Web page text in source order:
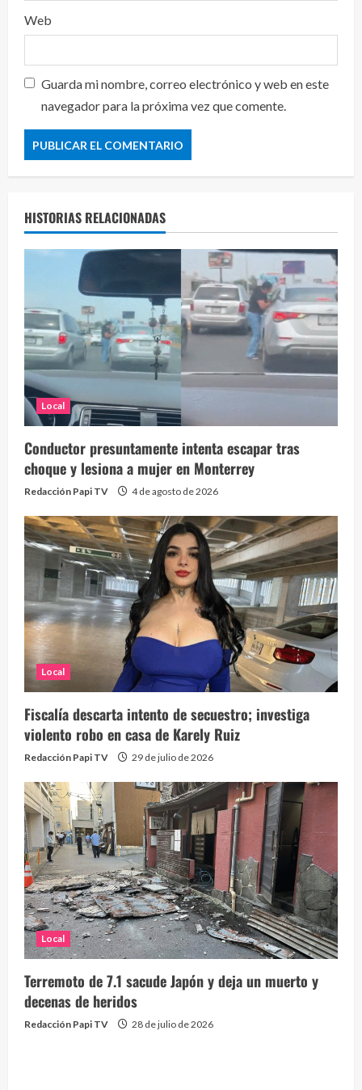
Web
Guarda mi nombre, correo electrónico y web en este
navegador para la próxima vez que comente.
HISTORIAS RELACIONADAS
Local
Conductor presuntamente intenta escapar tras
choque y lesiona a mujer en Monterrey
Redacción Papi TV 4 de agosto de 2026
Local
Fiscalía descarta intento de secuestro; investiga
violento robo en casa de Karely Ruiz
Redacción Papi TV 29 de julio de 2026
Local
Terremoto de 7.1 sacude Japón y deja un muerto y
decenas de heridos
Redacción Papi TV 28 de julio de 2026